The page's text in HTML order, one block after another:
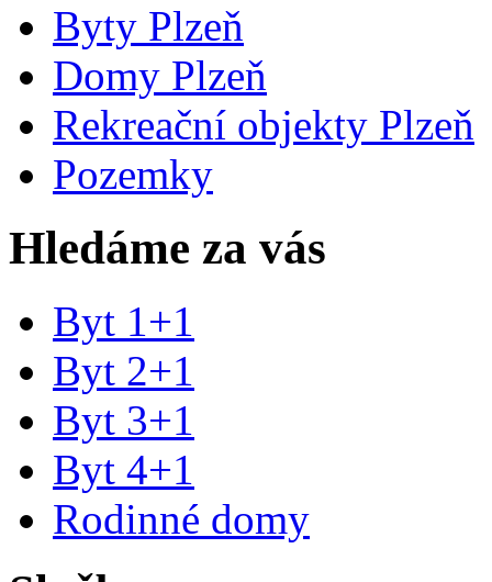
Byty Plzeň
Domy Plzeň
Rekreační objekty Plzeň
Pozemky
Hledáme za vás
Byt 1+1
Byt 2+1
Byt 3+1
Byt 4+1
Rodinné domy